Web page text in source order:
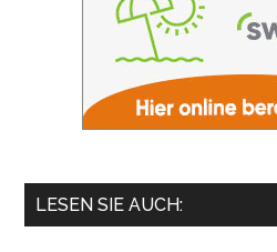
LESEN SIE AUCH: